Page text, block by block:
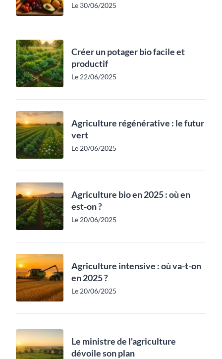
Le 30/06/2025
Créer un potager bio facile et
productif
Le 22/06/2025
Agriculture régénérative : le futur
vert
Le 20/06/2025
Agriculture bio en 2025 : où en
est-on ?
Le 20/06/2025
Agriculture intensive : où va-t-on
en 2025 ?
Le 20/06/2025
Le ministre de l'agriculture
dévoile son plan